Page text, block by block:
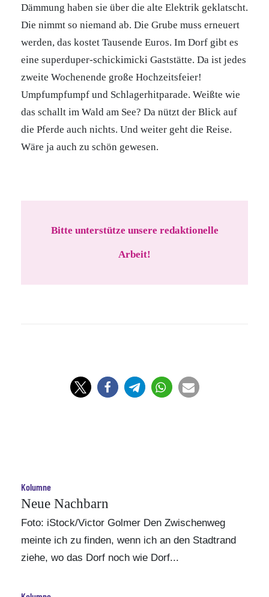
Dämmung haben sie über die alte Elektrik geklatscht.
Die nimmt so niemand ab. Die Grube muss erneuert
werden, das kostet Tausende Euros. Im Dorf gibt es
eine superduper-schickimicki Gaststätte. Da ist jedes
zweite Wochenende große Hochzeitsfeier!
Umpfumpfumpf und Schlagerhitparade. Weißte wie
das schallt im Wald am See? Da nützt der Blick auf
die Pferde auch nichts. Und weiter geht die Reise.
Wäre ja auch zu schön gewesen.
Bitte unterstütze unsere redaktionelle
Arbeit!
Kolumne
Neue Nachbarn
Foto: iStock/Victor Golmer Den Zwischenweg
meinte ich zu finden, wenn ich an den Stadtrand
ziehe, wo das Dorf noch wie Dorf...